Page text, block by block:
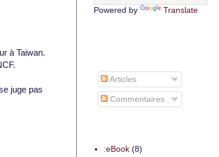
à Taiwan.
juge pas
Powered by Translate
Articles
Commentaires
:eBook (8)